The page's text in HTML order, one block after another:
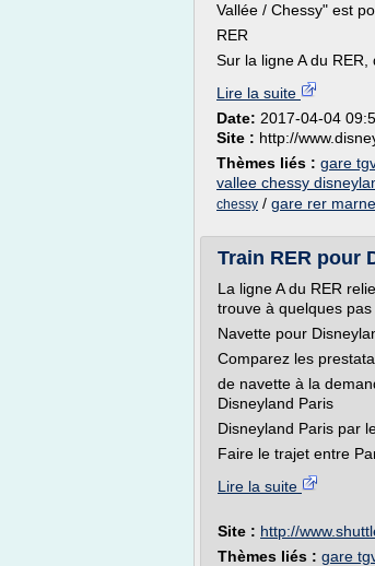
Vallée / Chessy" est
RER
Sur la ligne A du
Lire la suite
Date: 2017-04-04
Site : http://
Thèmes liés : gare
vallee chessy
chessy / gare rer
Train RER pour
La ligne A du RER
trouve à quelques
Navette pour
Comparez les
de navette à la
Disneyland Paris
Disneyland Paris par
Faire le trajet entre
Lire la suite
Site : http://
Thèmes liés : gare